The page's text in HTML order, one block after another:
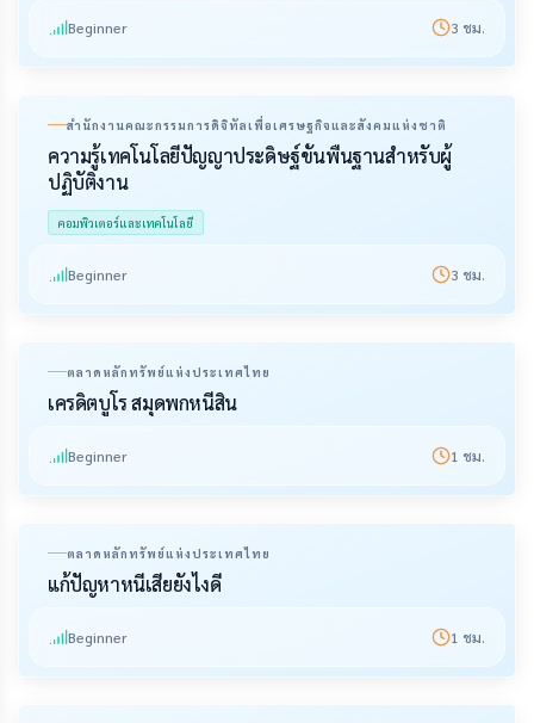
Beginner 3 ชม.
สำนักงานคณะกรรมการดิจิทัลเพื่อเศรษฐกิจและสังคมแห่งชาติ
ความรู้เทคโนโลยีปัญญาประดิษฐ์ขั้นพื้นฐานสำหรับผู้
ปฏิบัติงาน
คอมพิวเตอร์และเทคโนโลยี
Beginner 3 ชม.
ตลาดหลักทรัพย์แห่งประเทศไทย
เครดิตบูโร สมุดพกหนี้สิน
Beginner 1 ชม.
ตลาดหลักทรัพย์แห่งประเทศไทย
แก้ปัญหาหนี้เสียยังไงดี
Beginner 1 ชม.